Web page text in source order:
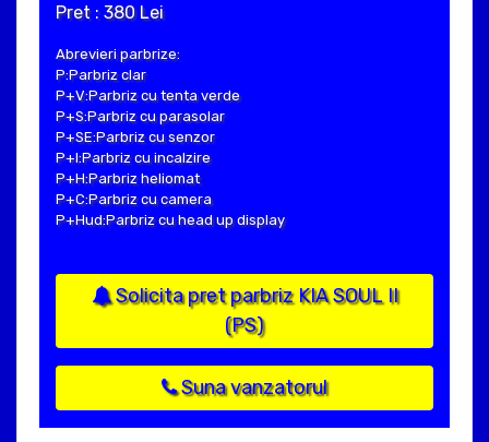
Pret : 380 Lei
Abrevieri parbrize:
P:Parbriz clar
P+V:Parbriz cu tenta verde
P+S:Parbriz cu parasolar
P+SE:Parbriz cu senzor
P+I:Parbriz cu incalzire
P+H:Parbriz heliomat
P+C:Parbriz cu camera
P+Hud:Parbriz cu head up display
Solicita pret parbriz KIA SOUL II
(PS)
Suna vanzatorul